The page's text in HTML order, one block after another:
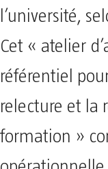
l’université,
Cet « atelier
référentiel
relecture et la
formation »